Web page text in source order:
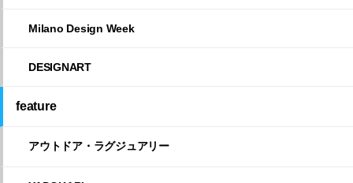
Milano Design Week
DESIGNART
feature
アウトドア・ラグジュアリー